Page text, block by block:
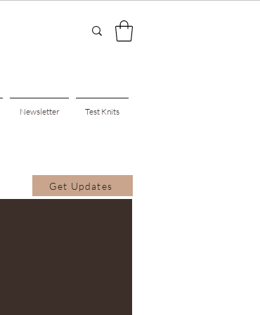
Newsletter Test Knits
Get Updates